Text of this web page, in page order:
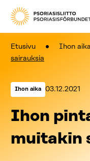
Etusivu Ihon aika
sairauksia
Kategoriat:
Ihon aika Julkaistu:
03.12.2021
Ihon
muitakin